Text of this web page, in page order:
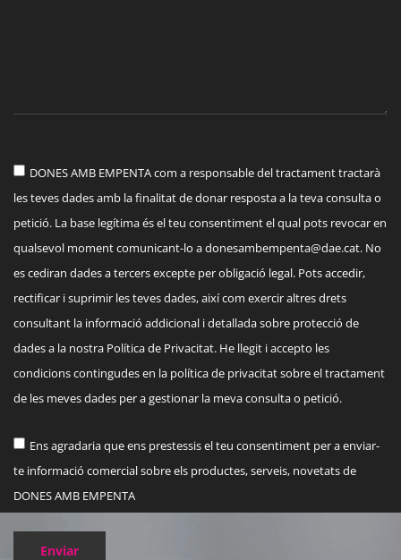
DONES AMB EMPENTA com a responsable del tractament tractarà
les teves dades amb la finalitat de donar resposta a la teva consulta o
petició. La base legítima és el teu consentiment el qual pots revocar en
qualsevol moment comunicant-lo adonesambempenta@dae.cat. No
es cediran dades a tercers excepte per obligació legal. Pots accedir,
rectificar i suprimir les teves dades, així com exercir altres drets
consultant la informació addicional i detallada sobre protecció de
dades a la nostra Política de Privacitat. He llegit i accepto les
condicions contingudes en la política de privacitat sobre el tractament
de les meves dades per a gestionar la meva consulta o petició.
Ens agradaria que ens prestessis el teu consentiment per a enviar-
te informació comercial sobre els productes, serveis, novetats de
DONES AMB EMPENTA
Enviar